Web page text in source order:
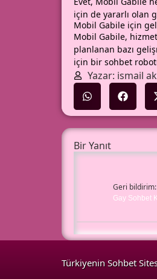
için de yararlı olan
Mobil Gabile için
Mobil Gabile,
planlanan bazı
için bir sohbet
Yazar: ismail
Bir Yanıt
Geri bildirim:
Gay Sohbet
Türkiyenin Sohbet